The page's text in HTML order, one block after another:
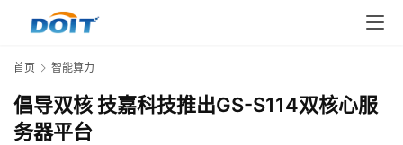
首页 智能算力
倡导双核 技嘉科技推出GS-S114双核心服
务器平台